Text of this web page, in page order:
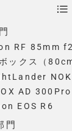
RF 85mm
ックス（
AD 300Pro
EOS R6
門